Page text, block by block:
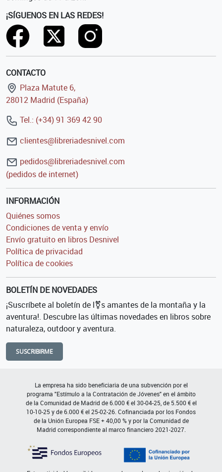
¡SÍGUENOS EN LAS REDES!
CONTACTO
Plaza Matute 6,
28012 Madrid (España)
Tel.: (+34) 91 369 42 90
clientes@libreriadesnivel.com
pedidos@libreriadesnivel.com
(pedidos de internet)
INFORMACIÓN
Quiénes somos
Condiciones de venta y envío
Envío gratuito en libros Desnivel
Política de privacidad
Política de cookies
BOLETÍN DE NOVEDADES
¡Suscríbete al boletín de l⚧s amantes de la montaña y la
aventura!. Descubre las últimas novedades en libros sobre
naturaleza, outdoor y aventura.
SUSCRIBIRME
La empresa ha sido beneficiaria de una subvención por el
programa "Estímulo a la Contratación de Jóvenes" en el ámbito
de la Comunidad de Madrid de 6.000 € el 30-04-25, de 5.500 € el
10-10-25 y de 6.000 € el 25-02-26. Cofinanciada por los Fondos
de la Unión Europea FSE + 40,00 % y por la Comunidad de
Madrid correspondiente al marco financiero 2021-2027.